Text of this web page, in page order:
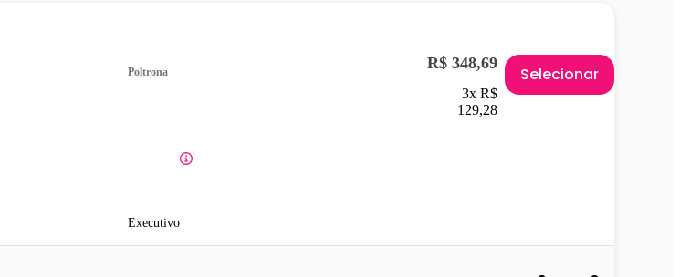
Poltrona
Executivo
R$ 348,69
3x R$
129,28
Selecionar